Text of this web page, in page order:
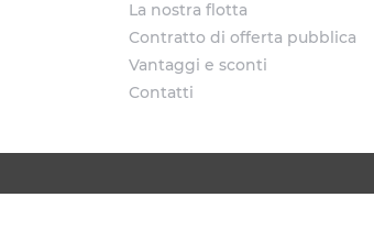
La nostra flotta
Contratto di offerta pubblica
Vantaggi e sconti
Contatti